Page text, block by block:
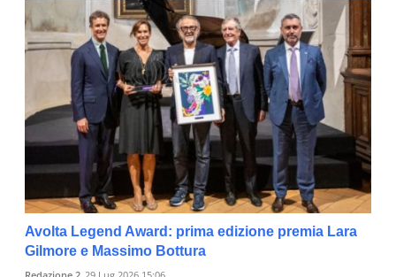
Avolta Legend Award: prima edizione premia Lara
Gilmore e Massimo Bottura